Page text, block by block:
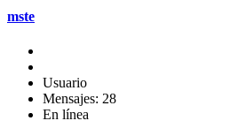
mste
Usuario
Mensajes: 28
En línea